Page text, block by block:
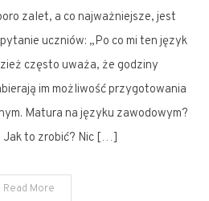
języku
zawodowym.
zalet, a co najważniejsze, jest
uczniów: „Po co mi ten język
często uważa, że godziny
im możliwość przygotowania
Matura na języku zawodowym?
Jak to zrobić? Nic […]
Read More